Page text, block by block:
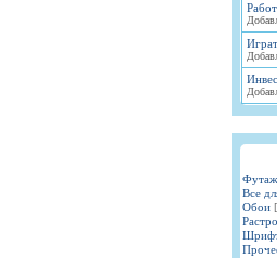
Все
Обои